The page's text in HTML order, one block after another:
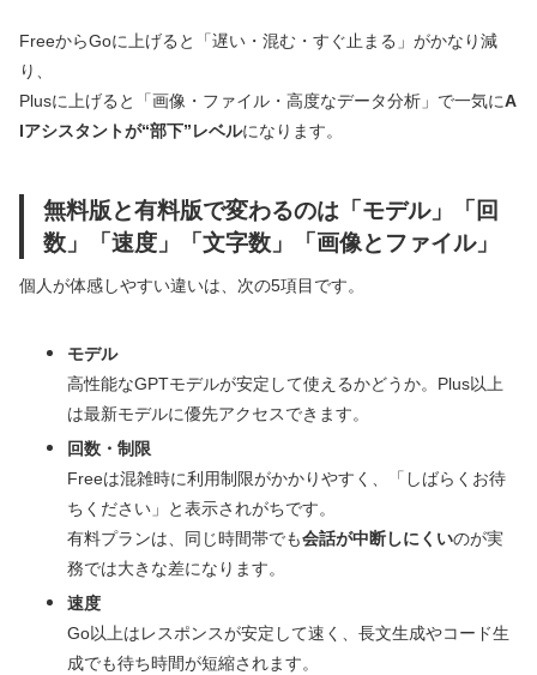
FreeからGoに上げると「遅い・混む・すぐ止まる」がかなり減
り、
Plusに上げると「画像・ファイル・高度なデータ分析」で一気にA
Iアシスタントが“部下”レベルになります。
無料版と有料版で変わるのは「モデル」「回
数」「速度」「文字数」「画像とファイル」
個人が体感しやすい違いは、次の5項目です。
モデル
高性能なGPTモデルが安定して使えるかどうか。Plus以上
は最新モデルに優先アクセスできます。
回数・制限
Freeは混雑時に利用制限がかかりやすく、「しばらくお待
ちください」と表示されがちです。
有料プランは、同じ時間帯でも会話が中断しにくいのが実
務では大きな差になります。
速度
Go以上はレスポンスが安定して速く、長文生成やコード生
成でも待ち時間が短縮されます。